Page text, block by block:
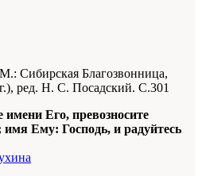
Сибирская Благозвонница,
ред. Н. С. Посадский. С.301
Его, превозносите
Ему: Господь, и радуйтесь